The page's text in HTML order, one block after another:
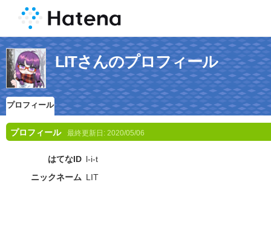
LITさんのプロフィール
プロフィール
プロフィール 最終更新日: 2020/05/06
はてなID l-i-t
ニックネーム LIT